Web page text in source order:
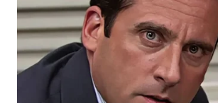
WN
KARAWANG
WN
BEKASI